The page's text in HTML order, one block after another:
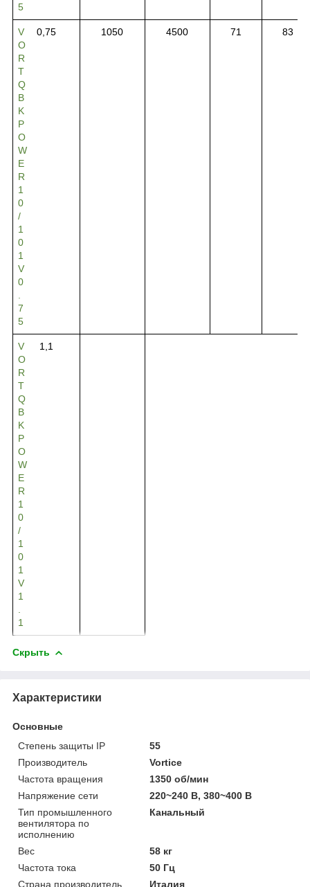
5
V
O
R
T
Q
B
K
P
O
W
E
R
1
0
/
1
0
1
V
0
7
5
0,75 1050 4500 71 83
V
O
R
T
Q
B
K
P
O
W
E
R
1
0
/
1
0
1
V
1
1
1,1
Скрыть
Характеристики
Основные
Степень защиты IP
55
Производитель
Vortice
Частота вращения
1350 об/мин
Напряжение сети
220~240 В, 380~400 В
Тип промышленного
вентилятора по
исполнению
Канальный
Вес
58 кг
Частота тока
50 Гц
Страна производитель
Италия